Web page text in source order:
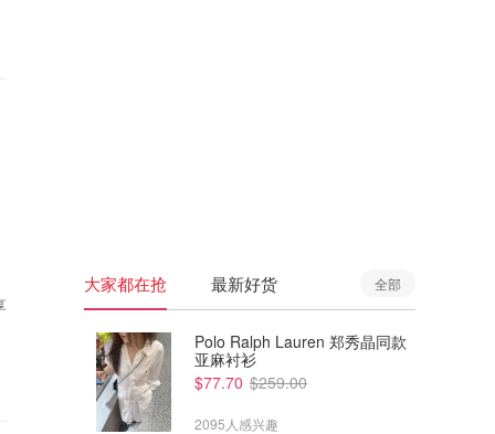
大家都在抢 最新好货 全部
Polo Ralph Lauren 郑秀晶同款
亚麻衬衫
$77.70 $259.00
2095人感兴趣